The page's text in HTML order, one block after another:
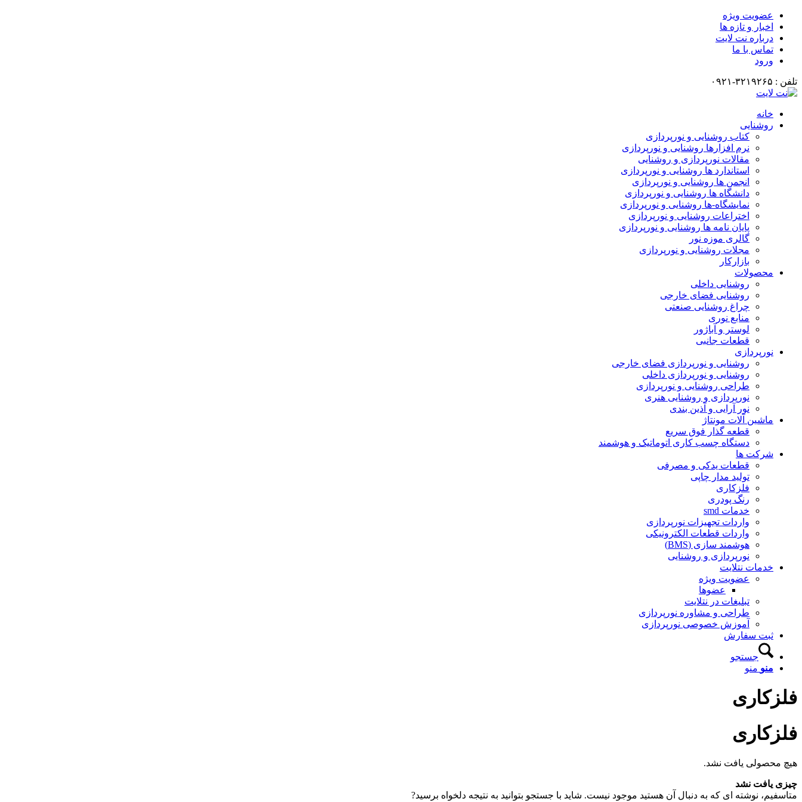
عضویت ویژه
اخبار و تازه ها
درباره نت لایت
تماس با ما
ورود
تلفن : ۳۲۱۹۲۶۵-۰۹۲۱
خانه
روشنایی
کتاب روشنایی و نورپردازی
نرم افزارها روشنایی و نورپردازی
مقالات نورپردازی و روشنایی
استاندارد ها روشنایی و نورپردازی
انجمن ها روشنایی و نورپردازی
دانشگاه ها روشنایی و نورپردازی
نمایشگاه-ها روشنایی و نورپردازی
اختراعات روشنایی و نورپردازی
پایان نامه ها روشنایی و نورپردازی
گالری موزه نور
مجلات روشنایی و نورپردازی
بازارکار
محصولات
روشنایی داخلی
روشنایی فضای خارجی
چراغ روشنایی صنعتی
منابع نوری
لوستر و آباژور
قطعات جانبی
نورپردازی
روشنایی و نورپردازی فضای خارجی
روشنایی و نورپردازی داخلی
طراحی روشنایی و نورپردازی
نورپردازی و روشنایی هنری
نور آرایی و آذین بندی
ماشین آلات مونتاژ
قطعه گذار فوق سریع
دستگاه چسب کاری اتوماتیک و هوشمند
شرکت ها
قطعات یدکی و مصرفی
تولید مدار چاپی
فلزکاری
رنگ پودری
خدمات smd
واردات تجهیزات نورپردازی
واردات قطعات الکترونیکی
هوشمند سازی (BMS)
نورپردازی و روشنایی
خدمات نتلایت
عضویت ویژه
عضوها
تبلیغات در نتلایت
طراحی و مشاوره نورپردازی
آموزش خصوصی نورپردازی
ثبت سفارش
جستجو
منو منو
فلزکاری
فلزکاری
هیچ محصولی یافت نشد.
چیزی یافت نشد
متاسفیم، نوشته ای که به دنبال آن هستید موجود نیست. شاید با جستجو بتوانید به نتیجه دلخواه برسید?